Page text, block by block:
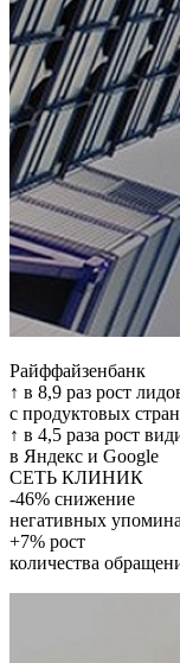
Райффайзенбанк
↑ в 8,9 раз рост
с продуктовых
↑ в 4,5 раза рост
в Яндекс и Google
СЕТЬ КЛИНИК
-46% снижение
негативных
+7% рост
количества